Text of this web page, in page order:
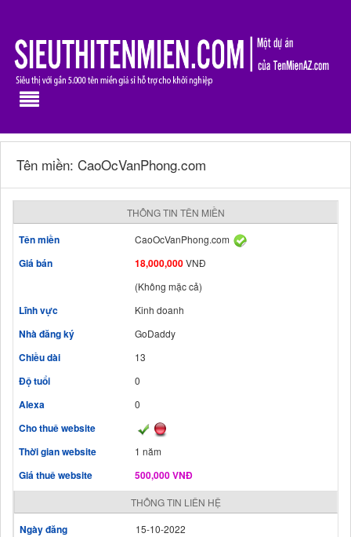
Tên miền: CaoOcVanPhong.com
THÔNG TIN TÊN MIỀN
Tên miền CaoOcVanPhong.com
Giá bán 18,000,000VNĐ
(Không mặc cả)
Lĩnh vực Kinh doanh
Nhà đăng ký GoDaddy
Chiều dài 13
Độ tuổi 0
Alexa 0
Cho thuê website
Thời gian website
1 năm
Giá thuê website 500,000 VNĐ
THÔNG TIN LIÊN HỆ
Ngày đăng 15-10-2022